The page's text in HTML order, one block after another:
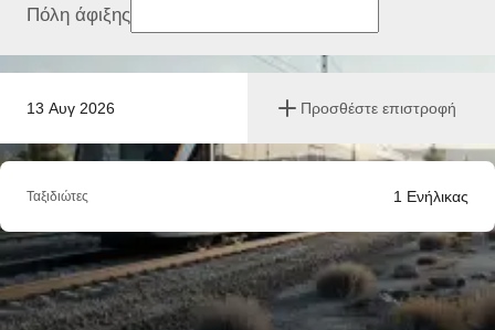
13 Αυγ 2026 Προσθέστε επιστροφή
Πόλη άφιξης
Ταξιδιώτες 1 Ενήλικας